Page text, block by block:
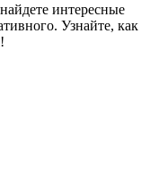
интересные
Узнайте, как